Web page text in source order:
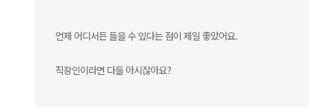
언제 어디서든 들을 수 있다는 점이 제일 좋았어요.
직장인이라면 다들 아시잖아요?